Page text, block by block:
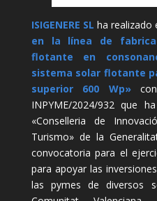
ISIGENERE SL ha realizado
en la línea de
flotante en
sistema solar flotante
superior 600 Wp»con
INPYME/2024/932 que
«Conselleria de
Turismo» de la
convocatoria para el
para apoyar las
las pymes de diversos